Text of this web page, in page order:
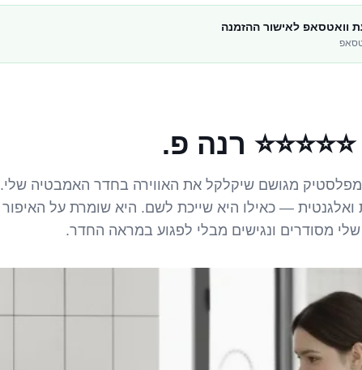
וואטסאפ לאישור ההזמנה
⭐⭐⭐⭐⭐ רנה פ.
מפלסטיק מגושם שיקלקל את האווירה בחדר האמבטיה שלי.
ואלגנטית — כאילו היא שייכת לשם. היא שומרת על האיפור
שלי מסודרים ונגישים מבלי לפגוע במראה החדר.